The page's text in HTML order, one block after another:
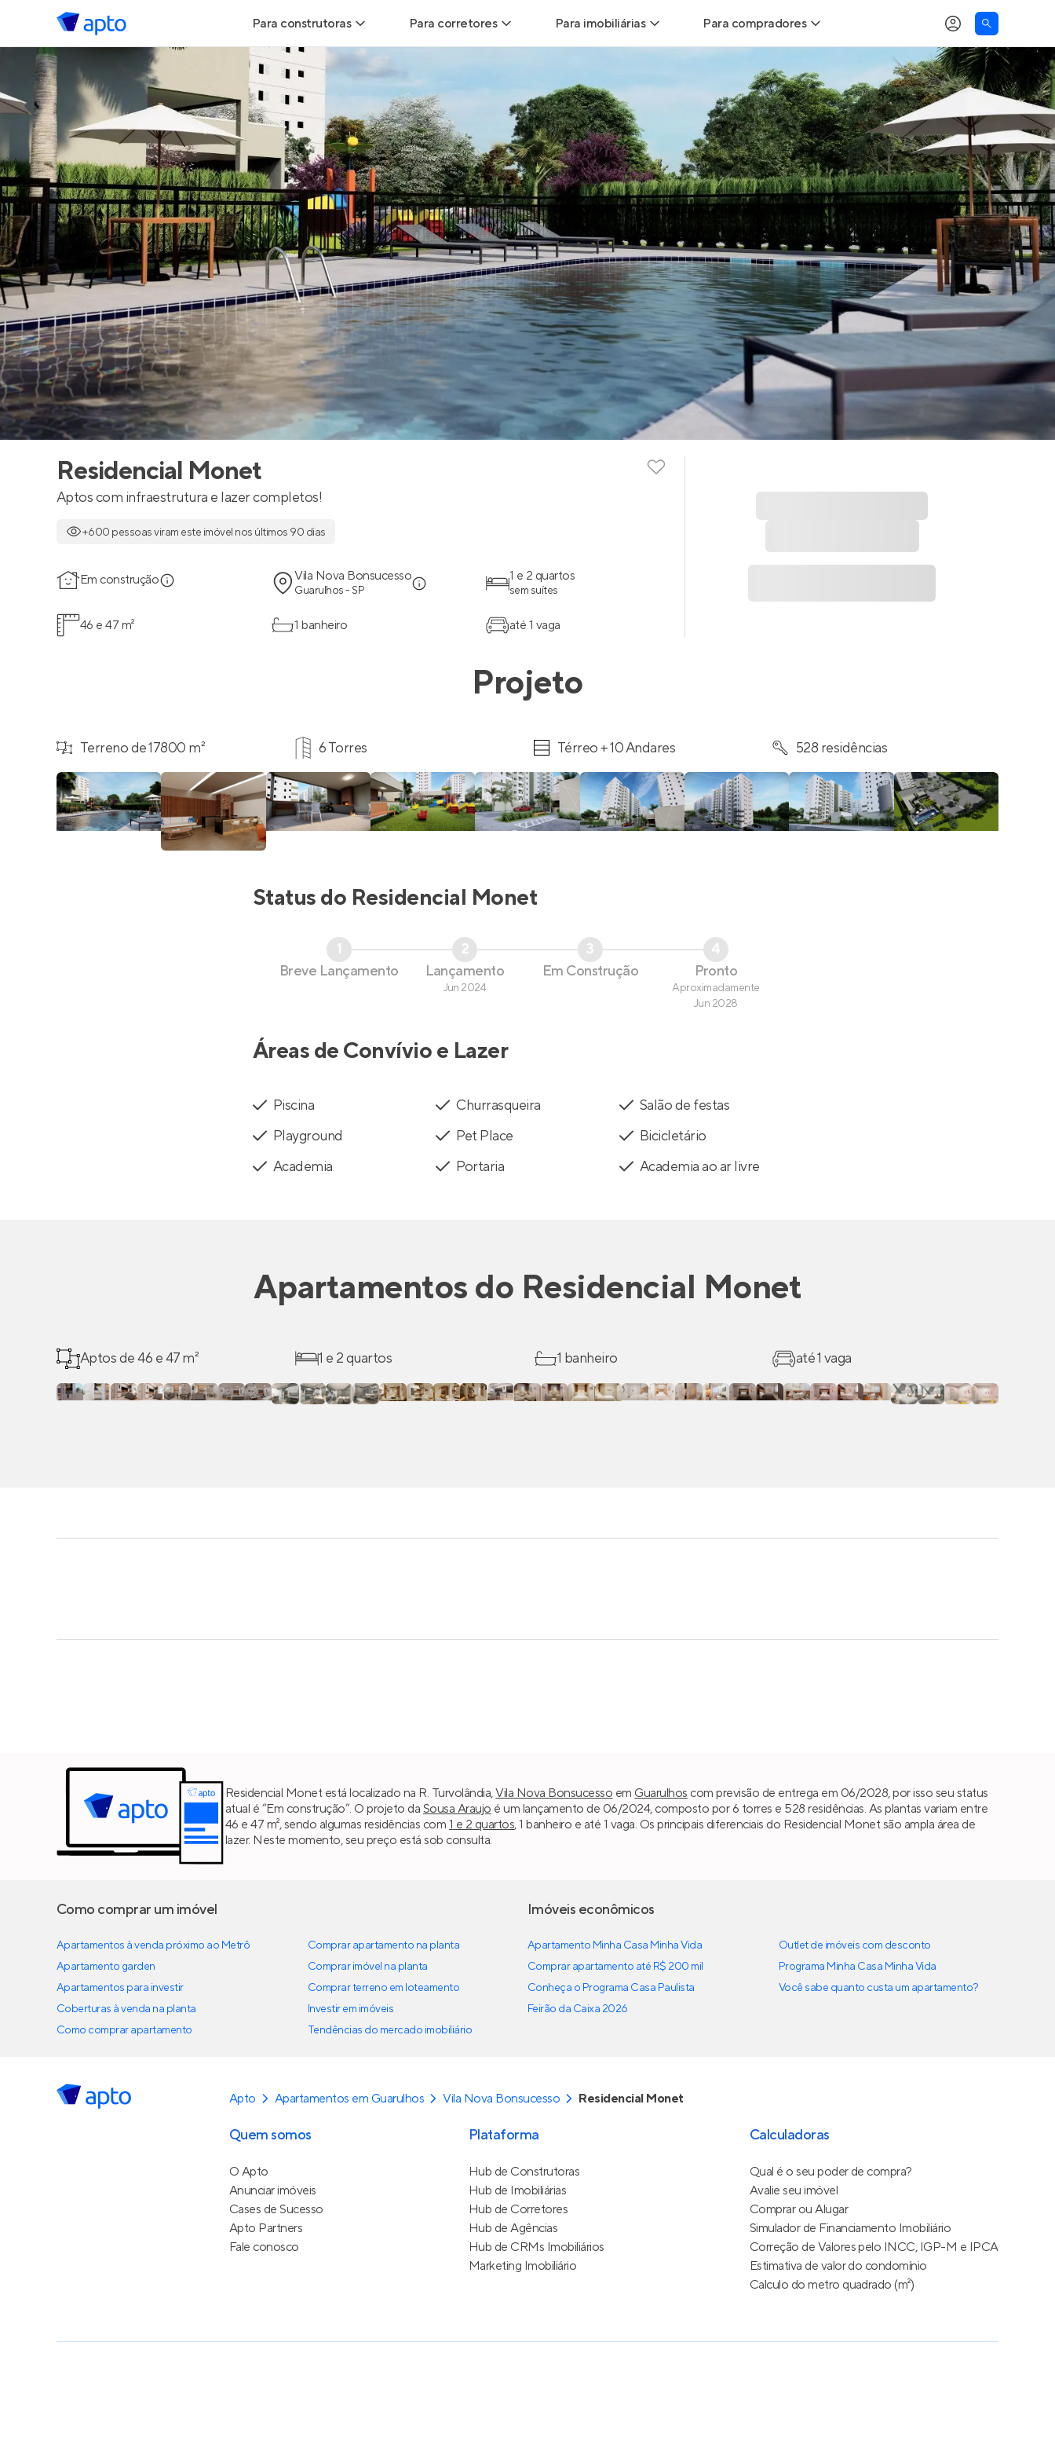
Para construtoras
Geração de Leads
Geração de Visitas
Geração de Vendas
Maiores Construtoras
Parcerias Imobiliárias
Anunciar Imóveis
Para corretores
Corretor+
Parcerias imobiliárias
Hub de Corretores
Perfil Verificado
Anunciar imóveis
Para imobiliárias
Hub de imobiliárias
Anunciar imóveis
Para compradores
Buscar um imóvel novo
Calcule seu Poder de Compra
Comprar x Alugar
Correção do INCC
Simulador de Financiamento
Encontre um corretor
Residencial Monet
Aptos com infraestrutura e lazer completos!
+600 pessoas viram este imóvel nos últimos 90 dias
Em construção Vila Nova Bonsucesso
Guarulhos - SP
1 e 2 quartos
sem suítes
46 e 47 m² 1 banheiro até 1 vaga
Projeto
Terreno de 17800 m² 6 Torres Térreo + 10 Andares 528 residências
Status do Residencial Monet
1
Breve Lançamento
2
Lançamento
Jun 2024
3
Em Construção
4
Pronto
Aproximadamente
Jun 2028
Áreas de Convívio e Lazer
Piscina Churrasqueira
Salão de festas
Playground
Pet Place
Bicicletário
Academia
Portaria Academia ao ar livre
Apartamentos do Residencial Monet
Aptos de 46 e 47 m² 1 e 2 quartos 1 banheiro até 1 vaga
Residencial Monet está localizado na R. Turvolândia,Vila Nova Bonsucesso em Guarulhos com previsão de entrega em 06/2028, por isso seu status
atual é “Em construção”. O projeto da Sousa Araujo é um lançamento de 06/2024, composto por 6 torres e 528 residências. As plantas variam entre
46 e 47 m², sendo algumas residências com 1 e 2 quartos, 1 banheiro e até 1 vaga. Os principais diferenciais do Residencial Monet são ampla área de
lazer. Neste momento, seu preço está sob consulta.
Como comprar um imóvel
Apartamentos à venda próximo ao Metrô
Apartamento garden
Apartamentos para investir
Coberturas à venda na planta
Como comprar apartamento
Comprar apartamento na planta
Comprar imóvel na planta
Comprar terreno em loteamento
Investir em imóveis
Tendências do mercado imobiliário
Imóveis econômicos
Apartamento Minha Casa Minha Vida
Comprar apartamento até R$ 200 mil
Conheça o Programa Casa Paulista
Feirão da Caixa 2026
Outlet de imóveis com desconto
Programa Minha Casa Minha Vida
Você sabe quanto custa um apartamento?
Apto Apartamentos em Guarulhos Vila Nova Bonsucesso Residencial Monet
Quem somos
O Apto
Anunciar imóveis
Cases de Sucesso
Apto Partners
Fale conosco
Plataforma
Hub de Construtoras
Hub de Imobiliárias
Hub de Corretores
Hub de Agências
Hub de CRMs Imobiliários
Marketing Imobiliário
Calculadoras
Qual é o seu poder de compra?
Avalie seu imóvel
Comprar ou Alugar
Simulador de Financiamento Imobiliário
Correção de Valores pelo INCC, IGP-M e IPCA
Estimativa de valor do condomínio
Calculo do metro quadrado (m²)